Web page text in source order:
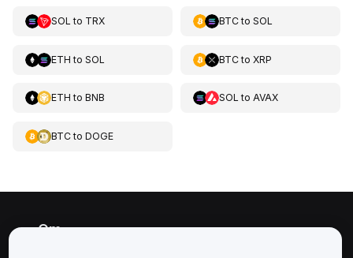
SOL to TRX BTCto SOL
ETH to SOL BTCto XRP
ETH to BNB SOL to AVAX
BTCto DOGE
Om